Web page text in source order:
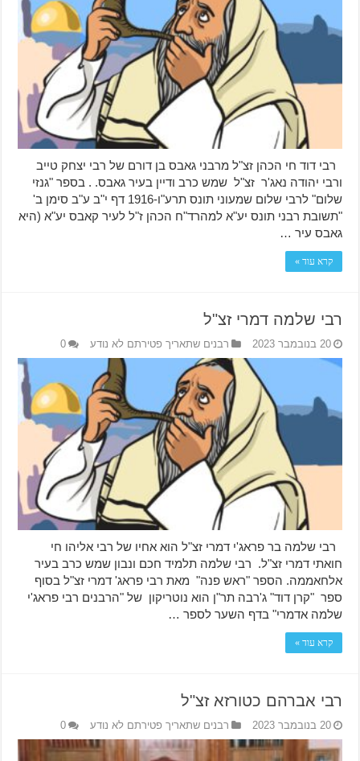
רבי דוד חי הכהן זצ"ל מרבני גאבס בן דורם של רבי יצחק טייב
ורבי יהודה נאג'ר זצ"ל שמש כרב ודיין בעיר גאבס. . בספר "גנזי
שלום" לרבי שלום שמעוני תונס תרע"ו-1916 דף י"ב ע"ב סימן ב'
"תשובת רבני תונס יע"א למהרד"ח הכהן ז"ל לעיר קאבס יע"א (היא
גאבס עיר …
קרא עוד »
רבי שלמה דמרי זצ"ל
20 בנובמבר 2023 רבנים שתאריך פטירתם לא נודע 0
רבי שלמה בר פראג'י דמרי זצ"ל הוא אחיו של רבי אליהו חי
חואתי דמרי זצ"ל. רבי שלמה תלמיד חכם ונבון שמש כרב בעיר
אלחאממה. הספר "ראש פנה" מאת רבי פראג' דמרי זצ"ל בסוף
ספר "קרן דוד" ג'רבה תר"ן הוא נוטריקון של "הרבנים רבי פראג'י
שלמה אדמרי" בדף השער לספר …
קרא עוד »
רבי אברהם כטורזא זצ"ל
20 בנובמבר 2023 רבנים שתאריך פטירתם לא נודע 0